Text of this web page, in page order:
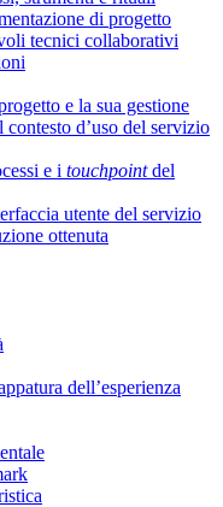
di progetto
tecnici collaborativi
e la sua gestione
d’uso del servizio
e i touchpointdel
utente del servizio
ottenuta
dell’esperienza